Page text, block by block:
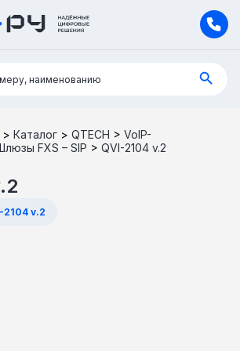
наименованию
> Каталог > QTECH > VoIP-
FXS – SIP > QVI-2104 v.2
2104 v.2